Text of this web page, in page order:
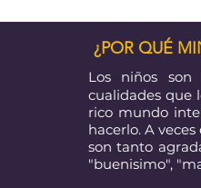
¿POR QUÉ
Los niños son
cualidades que
rico mundo
hacerlo. A
son tanto
"buenisimo",